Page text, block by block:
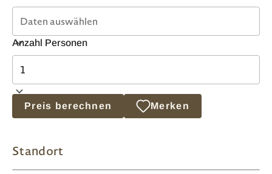
Anzahl Personen
Preis berechnen Merken
Standort